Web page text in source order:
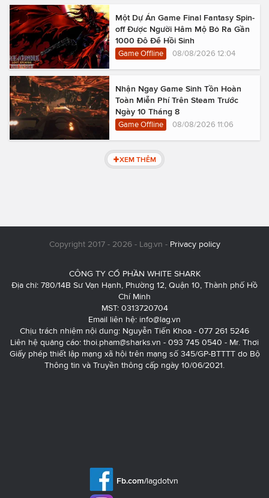
Một Dự Án Game Final Fantasy Spin-
off Được Người Hâm Mộ Bỏ Ra Gần
1000 Đô Để Hồi Sinh
Game Offline 08/08/2026 12:04
Nhận Ngay Game Sinh Tồn Hoàn
Toàn Miễn Phí Trên Steam Trước
Ngày 10 Tháng 8
Game Offline 08/08/2026 11:06
XEM THÊM
Copyright 2017 - 2026 - Lag.vn - Privacy policy
CÔNG TY CỔ PHẦN WHITE SHARK
Địa chỉ: 780/14B Sư Vạn Hạnh, Phường 12, Quận 10, Thành phố Hồ
Chí Minh
MST: 0313720704
Email liên hệ: info@lag.vn
Chịu trách nhiệm nội dung: Nguyễn Tiến Khoa - 077 261 5246
Liên hệ quảng cáo: thoi.pham@sharks.vn - 093 745 0540 - Mr. Thơi
Giấy phép thiết lập mạng xã hội trên mạng số 345/GP-BTTTT do Bộ
Thông tin và Truyền thông cấp ngày 10/06/2021.
Fb.com/lagdotvn